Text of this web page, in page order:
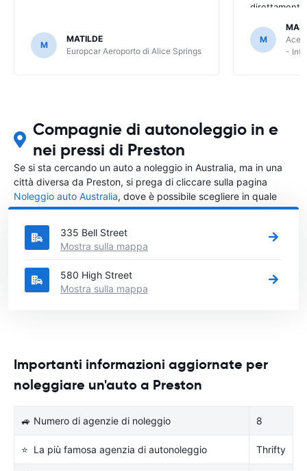
M
MATILDE
Europcar Aeroporto di Alice Springs
direttamente
M
Ace
-
Compagnie di autonoleggio in e
nei pressi di Preston
Se si sta cercando un auto a noleggio in Australia, ma in una
città diversa da Preston, si prega di cliccare sulla pagina
Noleggio auto Australia, dove è possibile scegliere in quale
città in Australia si vuole noleggiare l'auto.
335 Bell Street
Mostra sulla mappa
580 High Street
Mostra sulla mappa
Importanti informazioni aggiornate per
noleggiare un'auto a Preston
🚙 Numero di agenzie di noleggio 8
⭐ La più famosa agenzia di autonoleggio Thrifty